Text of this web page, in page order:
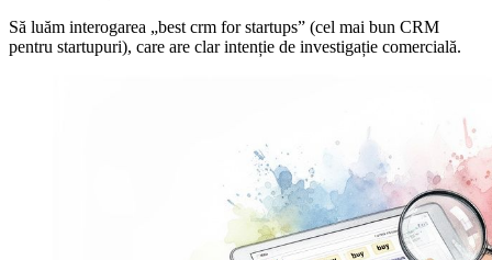
Să luăm interogarea „best crm for startups” (cel mai bun CRM
pentru startupuri), care are clar intenție de investigație comercială.